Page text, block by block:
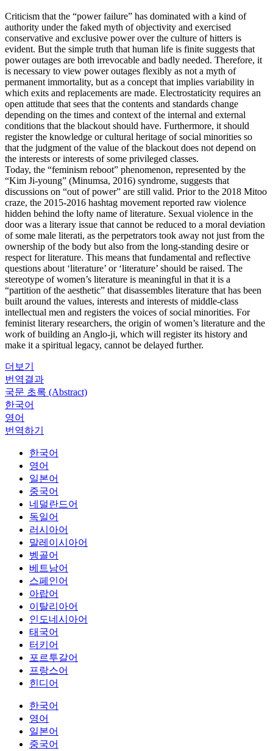
Criticism that the “power failure” has dominated with a kind of
authority under the faked myth of objectivity and exercised
conservative and exclusive power over the culture of hitters is
evident. But the simple truth that human life is finite suggests that
power outages are both irrevocable and badly needed. Therefore, it
is necessary to view power outages flexibly as not a myth of
permanent immortality, but as a concept that implies variability in
which exits and replacements are made. Electrostaticity requires an
open attitude that sees that the contents and standards change
depending on the times and context of the internal and external
conditions that the blackout should have. Furthermore, it should
register the knowledge or cultural heritage of social minorities so
that the judgment of the value of the blackout does not depend on
the interests or interests of some privileged classes.
Today, the “feminism reboot” phenomenon, represented by the
“Kim Ji-young” (Minumsa, 2016) syndrome, suggests that
discussions on “out of power” are still valid. Prior to the 2018 Mitoo
craze, the 2015-2016 hashtag movement reported raw violence
hidden behind the lofty name of literature. Sexual violence in the
door was a literary issue that cannot be reduced to a moral deviation
of some male literati, as the perpetrators took away not just from the
ownership of the body but also from the long-standing desire or
respect for literature. This means that fundamental and reflective
questions about ‘literature’ or ‘literature’ should be raised. The
stereotype of women’s literature is meaningful in that it is a
“partition of the aesthetic” that disassembles literature that has been
built around the values, interests and interests of middle-class
intellectual men and registers the voices of social minorities. For
feminist literary researchers, the origin of women’s literature and the
work of building an Anglo-ji, which will register its history and
make it a spiritual legacy, cannot be delayed further.
더보기
번역결과
국문 초록 (Abstract)
한국어
영어
번역하기
한국어
영어
일본어
중국어
네덜란드어
독일어
러시아어
말레이시아어
벵골어
베트남어
스페인어
아랍어
이탈리아어
인도네시아어
태국어
터키어
포르투갈어
프랑스어
힌디어
한국어
영어
일본어
중국어